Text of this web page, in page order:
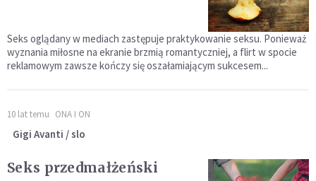
Seks oglądany w mediach zastępuje praktykowanie seksu. Ponieważ
wyznania miłosne na ekranie brzmią romantyczniej, a flirt w spocie
reklamowym zawsze kończy się oszałamiającym sukcesem...
10 lat temu ONA I ON
Gigi Avanti / slo
Seks przedmałżeński